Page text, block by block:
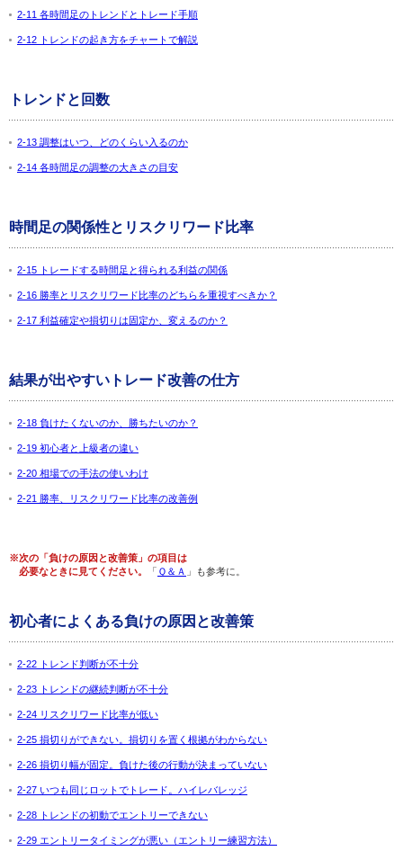
2-11 各時間足のトレンドとトレード手順
2-12 トレンドの起き方をチャートで解説
トレンドと回数
2-13 調整はいつ、どのくらい入るのか
2-14 各時間足の調整の大きさの目安
時間足の関係性とリスクリワード比率
2-15 トレードする時間足と得られる利益の関係
2-16 勝率とリスクリワード比率のどちらを重視すべきか？
2-17 利益確定や損切りは固定か、変えるのか？
結果が出やすいトレード改善の仕方
2-18 負けたくないのか、勝ちたいのか？
2-19 初心者と上級者の違い
2-20 相場での手法の使いわけ
2-21 勝率、リスクリワード比率の改善例
※次の「負けの原因と改善策」の項目は
必要なときに見てください。
「 Ｑ＆Ａ 」も参考に。
初心者によくある負けの原因と改善策
2-22 トレンド判断が不十分
2-23 トレンドの継続判断が不十分
2-24 リスクリワード比率が低い
2-25 損切りができない。損切りを置く根拠がわからない
2-26 損切り幅が固定。負けた後の行動が決まっていない
2-27 いつも同じロットでトレード。ハイレバレッジ
2-28 トレンドの初動でエントリーできない
2-29 エントリータイミングが悪い（エントリー練習方法）